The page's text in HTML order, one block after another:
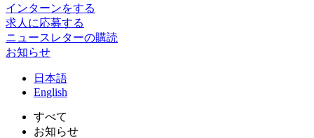
インターンをする
求人に応募する
ニュースレターの購読
お知らせ
日 本語
English
すべて
お知らせ